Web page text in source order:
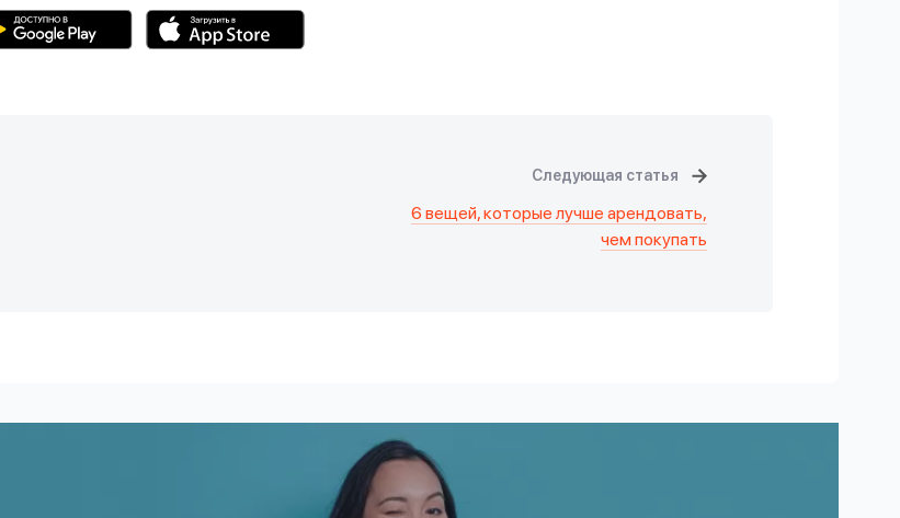
Следующая статья
6 вещей, которые лучше арендовать,
чем покупать